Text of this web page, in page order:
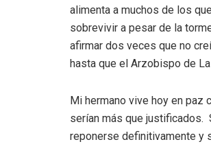
alimenta a muchos de los
sobrevivir a pesar de la
afirmar dos veces que no
hasta que el Arzobispo de
Mi hermano vive hoy en paz
serían más que justificados.
reponerse definitivamente y